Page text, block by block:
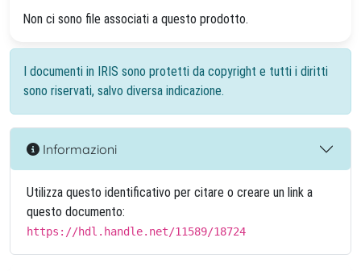
Non ci sono file associati a questo prodotto.
I documenti in IRIS sono protetti da copyright e tutti i diritti
sono riservati, salvo diversa indicazione.
Informazioni
Utilizza questo identificativo per citare o creare un link a
questo documento:
https://hdl.handle.net/11589/18724